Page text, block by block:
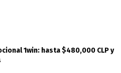
1win: hasta $480,000 CLP y